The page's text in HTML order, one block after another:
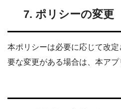
7. ポリシーの変更
本ポリシーは必要に応じて改
要な変更がある場合は、本アプ